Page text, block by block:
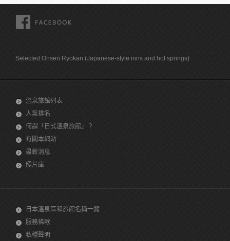
Selected Onsen Ryokan (Japanese-style inns and hot springs)
溫泉旅館列表
人氣排名
何謂「日式溫泉旅館」？
有關本網站
最新消息
照片庫
日本溫泉區和旅館名稱一覽
服務條款
私穩聲明